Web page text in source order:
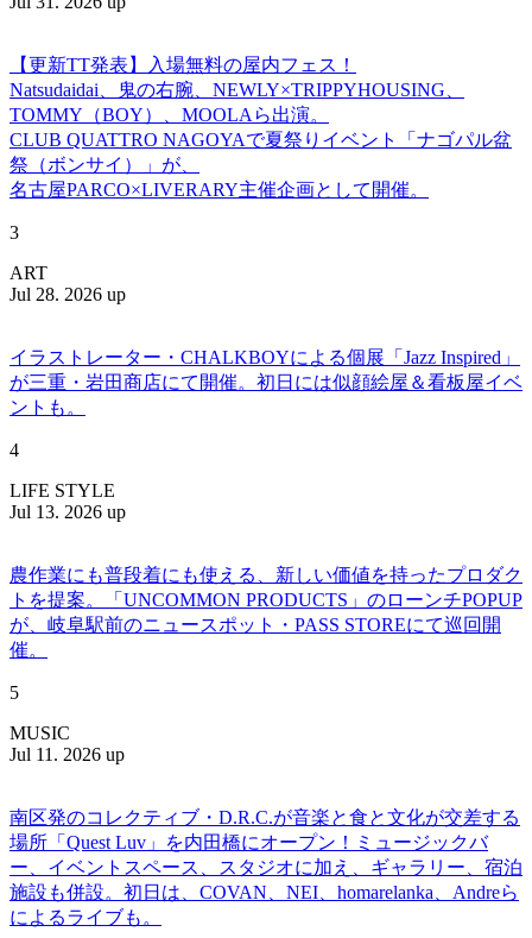
【更新TT発表】入場無料の屋内フェス！
Natsudaidai、鬼の右腕、NEWLY×TRIPPYHOUSING、
TOMMY（BOY）、MOOLAら出演。
CLUB QUATTRO NAGOYAで夏祭りイベント「ナゴパル盆
祭（ボンサイ）」が、
名古屋PARCO×LIVERARY主催企画として開催。
3
ART
Jul 28. 2026 up
イラストレーター・CHALKBOYによる個展「Jazz Inspired」
が三重・岩田商店にて開催。初日には似顔絵屋＆看板屋イベ
ントも。
4
LIFE STYLE
Jul 13. 2026 up
農作業にも普段着にも使える、新しい価値を持ったプロダク
トを提案。「UNCOMMON PRODUCTS」のローンチPOPUP
が、岐阜駅前のニュースポット・PASS STOREにて巡回開
催。
5
MUSIC
Jul 11. 2026 up
南区発のコレクティブ・D.R.C.が⾳楽と⾷と⽂化が交差する
場所「Quest Luv」を内田橋にオープン！ミュージックバ
ー、イベントスペース、スタジオに加え、ギャラリー、宿泊
施設も併設。初日は、COVAN、NEI、homarelanka、Andreら
によるライブも。